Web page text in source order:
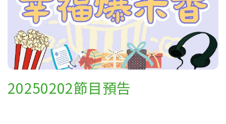
20250202節目預告